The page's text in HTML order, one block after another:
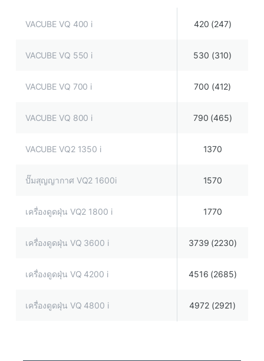
VACUBE VQ 400 i 420 (247)
VACUBE VQ 550 i 530 (310)
VACUBE VQ 700 i 700 (412)
VACUBE VQ 800 i 790 (465)
VACUBE VQ2 1350 i 1370
ปั๊มสุญญากาศ VQ2 1600i 1570
เครื่องดูดฝุ่น VQ2 1800 i 1770
เครื่องดูดฝุ่น VQ 3600 i 3739 (2230)
เครื่องดูดฝุ่น VQ 4200 i 4516 (2685)
เครื่องดูดฝุ่น VQ 4800 i 4972 (2921)